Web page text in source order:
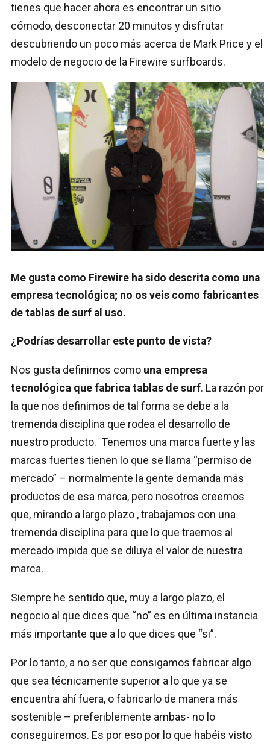
tienes que hacer ahora es encontrar un sitio
cómodo, desconectar 20 minutos y disfrutar
descubriendo un poco más acerca de Mark Price y el
modelo de negocio de la Firewire surfboards.
Me gusta como Firewire ha sido descrita como una
empresa tecnológica; no os veis como fabricantes
de tablas de surf al uso.
¿Podrías desarrollar este punto de vista?
Nos gusta definirnos como una empresa
tecnológica que fabrica tablas de surf. La razón por
la que nos definimos de tal forma se debe a la
tremenda disciplina que rodea el desarrollo de
nuestro producto. Tenemos una marca fuerte y las
marcas fuertes tienen lo que se llama “permiso de
mercado” – normalmente la gente demanda más
productos de esa marca, pero nosotros creemos
que, mirando a largo plazo , trabajamos con una
tremenda disciplina para que lo que traemos al
mercado impida que se diluya el valor de nuestra
marca.
Siempre he sentido que, muy a largo plazo, el
negocio al que dices que “no” es en última instancia
más importante que a lo que dices que “si”.
Por lo tanto, a no ser que consigamos fabricar algo
que sea técnicamente superior a lo que ya se
encuentra ahí fuera, o fabricarlo de manera más
sostenible – preferiblemente ambas- no lo
conseguiremos. Es por eso por lo que habéis visto